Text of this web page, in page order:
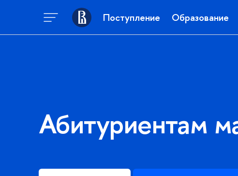
Поступление Образование
Абитуриентам